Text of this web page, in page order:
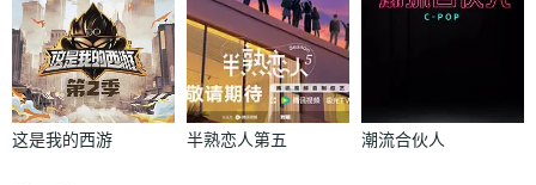
这是我的西游
半熟恋人第五
潮流合伙人